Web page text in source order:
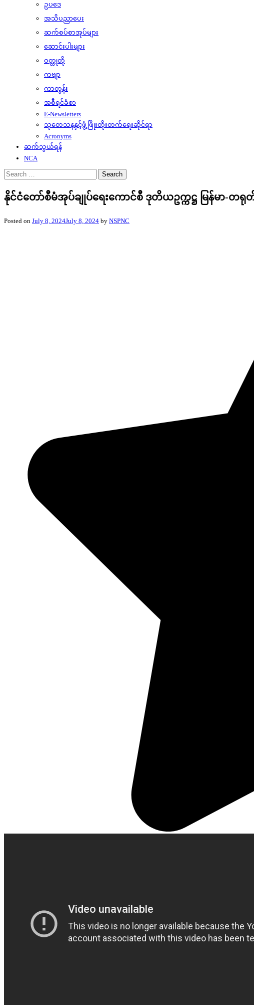
ဥပဒေ
အသိပညာပေး
ဆက်စပ်စာအုပ်များ
ဆောင်းပါးများ
ဝတ္ထုတို
ကဗျာ
ကာတွန်း
အစီရင်ခံစာ
E-Newsletters
သုတေသနနှင့်ဖွံ့ဖြိုးတိုးတက်ရေးဆိုင်ရာ
Acronyms
ဆက်သွယ်ရန်
NCA
Search
for:
နိုင်ငံတော်စီမံအုပ်ချုပ်ရေးကောင်စီ ဒုတိယဥက္ကဋ္ဌ မြန်မာ-
Posted on July 8, 2024July 8, 2024 by NSPNC